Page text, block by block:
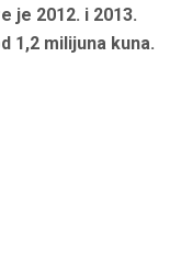
je 2012. i 2013.
1,2 milijuna kuna.